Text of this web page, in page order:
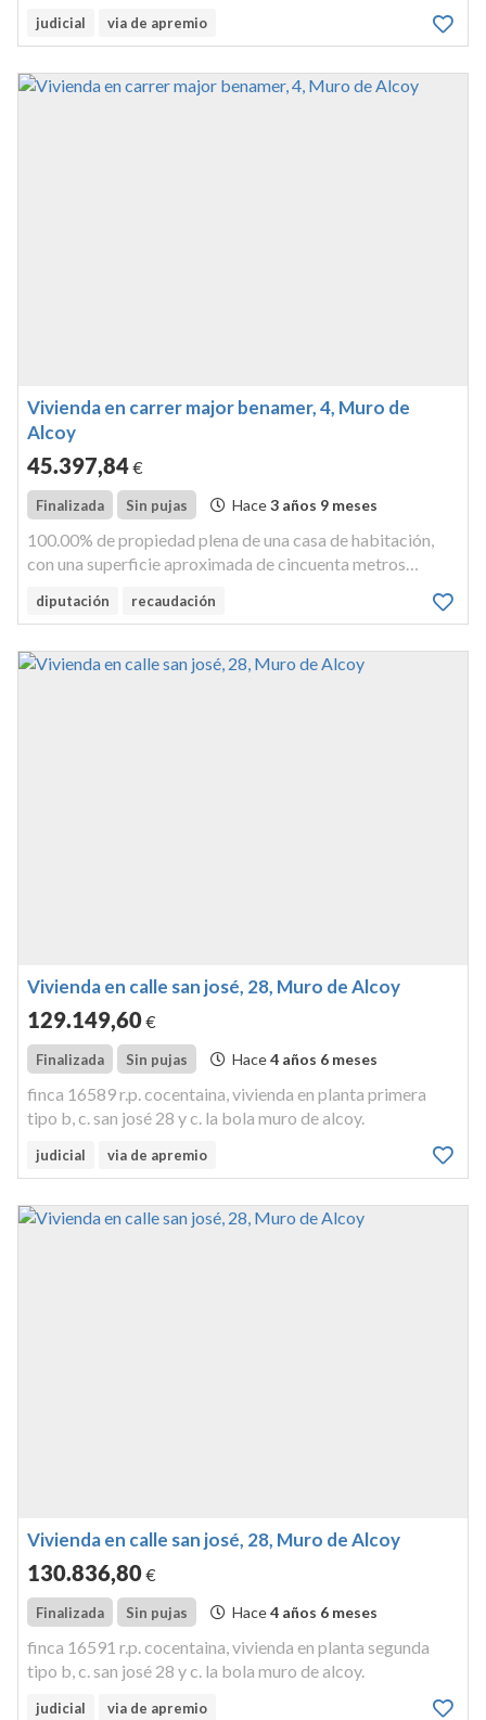
alqueria de aznar, número uno mide103,43 metros
judicial via de apremio
Vivienda en carrer major benamer, 4, Muro de
Alcoy
45.397,84€
Finalizada Sin pujas Hace3 años 9 meses
100.00% de propiedad plena de una casa de habitación,
con una superficie aproximada de cincuenta metros
muro del alcoy, calle mayor, número cuatro, antes tres.
diputación recaudación
Vivienda en calle san josé, 28, Muro de Alcoy
129.149,60€
Finalizada Sin pujas Hace4 años 6 meses
finca 16589 r.p. cocentaina, vivienda en planta primera
tipo b, c. san josé 28 y c. la bola muro de alcoy.
judicial via de apremio
Vivienda en calle san josé, 28, Muro de Alcoy
130.836,80€
Finalizada Sin pujas Hace4 años 6 meses
finca 16591 r.p. cocentaina, vivienda en planta segunda
tipo b, c. san josé 28 y c. la bola muro de alcoy.
judicial via de apremio